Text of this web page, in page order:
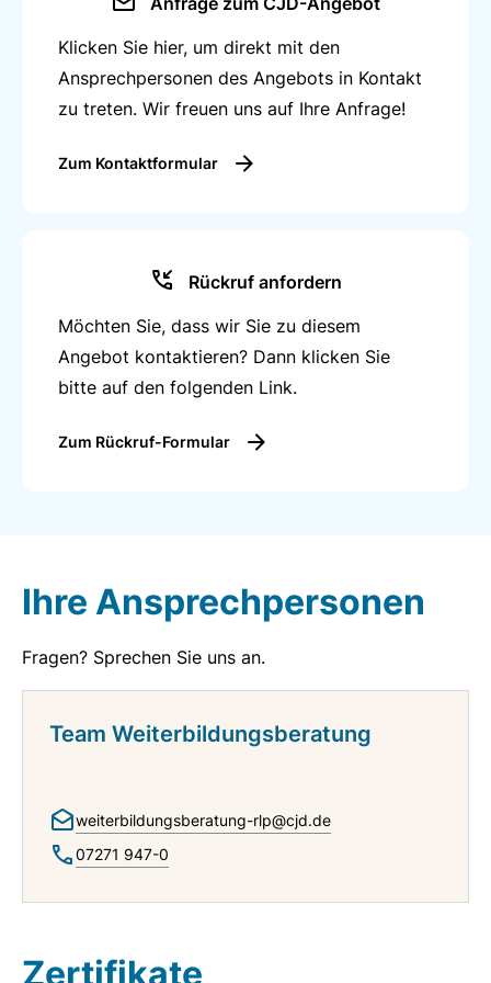
unterstützt und beraten.
An folgendenOrten ermöglichen wir Ihnen an einem
vollausgestatteten Arbeitsplatz in unseren
Einrichtungen zu arbeiten:Wörth,
Die Module werden in Voll- oder Teilzeit sowie
berufsbegleitend angeboten.
Die Kurszeiten sind täglich von 8 bis 15:30 Uhr
(Vollzeit),
Qualifizierungs-Chancengesetz möglich
AZAV zertifiziert
Klicken Sie hier, um direkt mit den
Ansprechpersonen des Angebots in Kontakt
zu treten. Wir freuen uns auf Ihre Anfrage!
Zum Kontaktformular
Rückruf anfordern
Möchten Sie, dass wir Sie zu diesem
Angebot kontaktieren? Dann klicken Sie
bitte auf den folgenden Link.
Zum Rückruf-Formular
Ihre Ansprechpersonen
Fragen? Sprechen Sie uns an.
Team Weiterbildungsberatung
weiterbildungsberatung-rlp@cjd.de
07271 947-0
Zertifikate